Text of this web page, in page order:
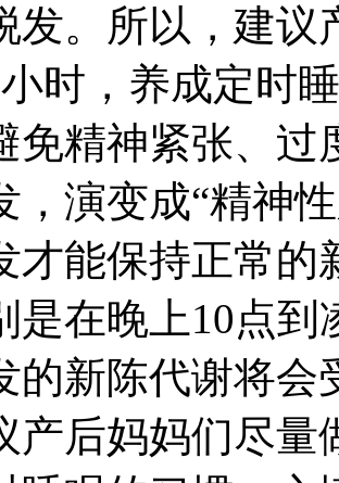
发。所以，建议
时，养成定时
免精神紧张、过
，演变成“精神
才能保持正常
是在晚上10点
的新陈代谢将会
产后妈妈们尽